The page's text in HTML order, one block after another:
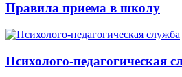
Правила приема в школу
Психолого-педагогическая